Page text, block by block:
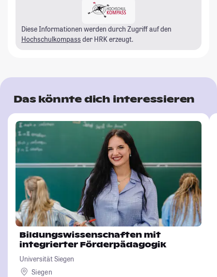
Diese Informationen werden durch Zugriff auf den
Hochschulkompass der HRK erzeugt.
Das könnte dich interessieren
Bildungswissenschaften mit
integrierter Förderpädagogik
Universität Siegen
Siegen